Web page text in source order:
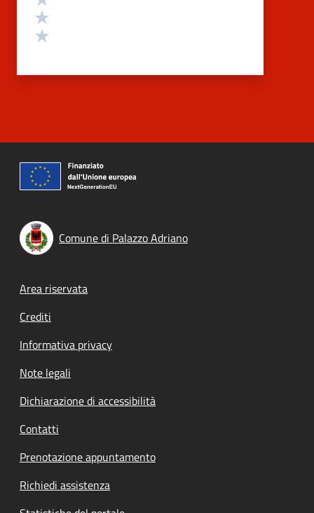
Comune di Palazzo Adriano
Footer menu
Area riservata
Crediti
Informativa privacy
Note legali
Dichiarazione di accessibilità
Contatti
Prenotazione appuntamento
Richiedi assistenza